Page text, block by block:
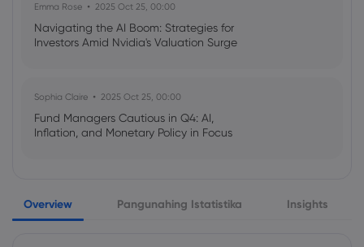
Emma Rose 2025 Oct 25, 00:00
Navigating the AI Boom: Strategies for
Investors Amid Nvidia's Valuation Surge
Sophia Claire 2025 Oct 25, 00:00
Fund Managers Cautious in Q4: AI,
Inflation, and Monetary Policy in Focus
US Government Shutdown Threatens
October Inflation Data Release
Overview Pangunahing Istatistika Insights